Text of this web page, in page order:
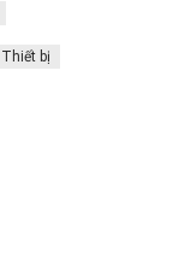
Thiết bị